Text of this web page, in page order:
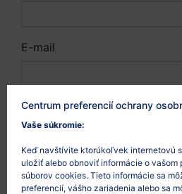
E-mail
Vaša otázka
Centrum preferencií ochrany
Vaše súkromie:
Keď navštívite ktorúkoľvek internetovú
uložiť alebo obnoviť informácie o vašom
súborov cookies. Tieto informácie sa
preferencií, vášho zariadenia alebo sa